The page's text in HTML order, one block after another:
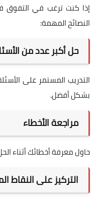
إذا كنت ترغب في التفوق
النصائح المهمة:
حل أكبر عدد من
التدريب المستمر على
بشكل أفضل.
مراجعة الأخطاء
حاول معرفة أخطائك أثناء
التركيز على النقاط